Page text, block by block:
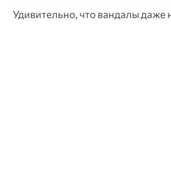
Удивительно, что вандалы даже